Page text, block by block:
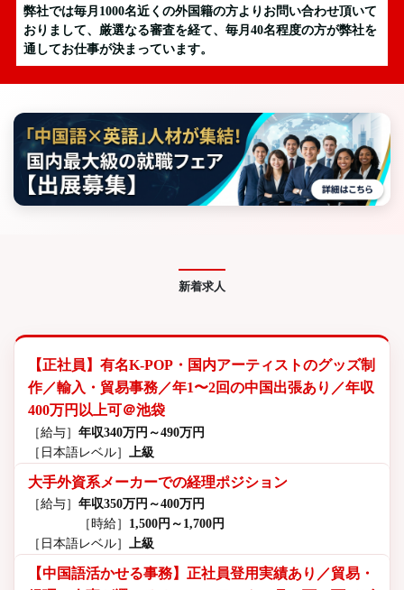
弊社では毎月1000名近くの外国籍の方よりお問い合わせ頂いて
おりまして、厳選なる審査を経て、毎月40名程度の方が弊社を
通してお仕事が決まっています。
新着求人
【正社員】有名K-POP・国内アーティストのグッズ制
作／輸入・貿易事務／年1〜2回の中国出張あり／年収
400万円以上可＠池袋
［給与］ 年収340万円～490万円
［日本語レベル］
上級
大手外資系メーカーでの経理ポジション
［給与］ 年収350万円～400万円
［時給］ 1,500円～1,700円
［日本語レベル］ 上級
【中国語活かせる事務】正社員登用実績あり／貿易・